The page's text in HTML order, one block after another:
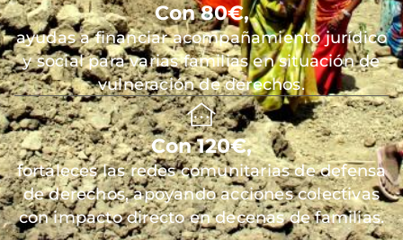
Con 80€,
ayudas a financiar acompañamiento jurídico
y social para varias familias en situación de
vulneración de derechos.
Con 120€,
fortaleces las redes comunitarias de defensa
de derechos, apoyando acciones colectivas
con impacto directo en decenas de familias.